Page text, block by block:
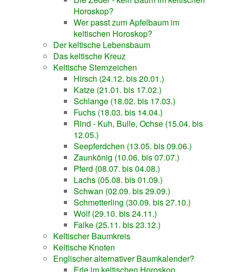
Horoskop?
Wer passt zum Apfelbaum im
keltischen Horoskop?
Der keltische Lebensbaum
Das keltische Kreuz
Keltische Sternzeichen
Hirsch (24.12. bis 20.01.)
Katze (21.01. bis 17.02.)
Schlange (18.02. bis 17.03.)
Fuchs (18.03. bis 14.04.)
Rind - Kuh, Bulle, Ochse (15.04. bis
12.05.)
Seepferdchen (13.05. bis 09.06.)
Zaunkönig (10.06. bis 07.07.)
Pferd (08.07. bis 04.08.)
Lachs (05.08. bis 01.09.)
Schwan (02.09. bis 29.09.)
Schmetterling (30.09. bis 27.10.)
Wolf (29.10. bis 24.11.)
Falke (25.11. bis 23.12.)
Keltischer Baumkreis
Keltische Knoten
Englischer alternativer Baumkalender?
Erle im keltischen Horoskop